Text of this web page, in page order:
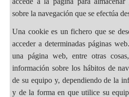
sobre la navegación que se efectúa
Una cookie es un fichero que se
acceder a determinadas páginas
una página web, entre otras
información sobre los hábitos de
de su equipo y, dependiendo de la
y de la forma en que utilice su